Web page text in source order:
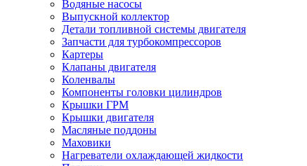
Водяные насосы
Выпускной коллектор
Детали топливной системы двигателя
Запчасти для турбокомпрессоров
Картеры
Клапаны двигателя
Коленвалы
Компоненты головки цилиндров
Крышки ГРМ
Крышки двигателя
Масляные поддоны
Маховики
Нагреватели охлаждающей жидкости